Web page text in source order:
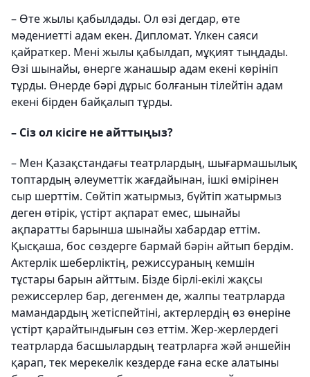
– Өте жылы қабылдады. Ол өзі дегдар, өте
мәдениетті адам екен. Дипломат. Үлкен саяси
қайраткер. Мені жылы қабылдап, мұқият тыңдады.
Өзі шынайы, өнерге жанашыр адам екені көрініп
тұрды. Өнерде бәрі дұрыс болғанын тілейтін адам
екені бірден байқалып тұрды.
– Сіз ол кісіге не айттыңыз?
– Мен Қазақстандағы театрлардың, шығармашылық
топтардың әлеуметтік жағдайынан, ішкі өмірінен
сыр шерттім. Сөйтіп жатырмыз, бүйтіп жатырмыз
деген өтірік, үстірт ақпарат емес, шынайы
ақпаратты барынша шынайы хабардар еттім.
Қысқаша, бос сөздерге бармай бәрін айтып бердім.
Актерлік шеберліктің, режиссураның кемшін
тұстары барын айттым. Бізде бірлі-екілі жақсы
режиссерлер бар, дегенмен де, жалпы театрларда
мамандардың жетіспейтіні, актерлердің өз өнеріне
үстірт қарайтындығын сөз еттім. Жер-жерлердегі
театрларда басшылардың театрларға жәй әншейін
қарап, тек мерекелік кездерде ғана еске алатыны